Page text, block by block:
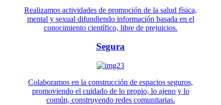
Realizamos actividades de promoción de la salud física,
mental y sexual difundiendo información basada en el
conocimiento científico, libre de prejuicios.
Segura
Colaboramos en la construcción de espacios seguros,
promoviendo el cuidado de lo propio, lo ajeno y lo
común, construyendo redes comunitarias.